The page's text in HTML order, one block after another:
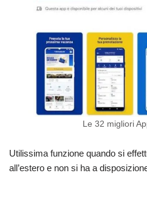
Le 32 migliori
Utilissima funzione quando si
all’estero e non si ha a